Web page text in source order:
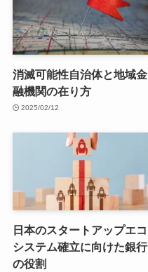
消滅可能性自治体と地域金
融機関の在り方
2025/02/12
日本のスタートアップエコ
システム確立に向けた銀行
の役割